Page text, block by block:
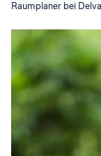
Raumplaner bei